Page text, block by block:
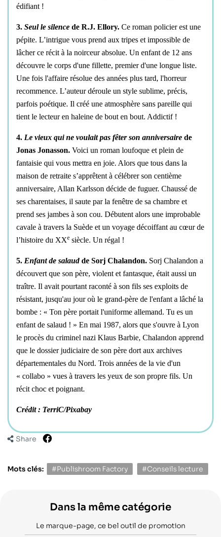
édifiant !
3. Seul le silence de R.J. Ellory. Ce roman policier est une
pépite. L’intrigue vous prend aux tripes et impossible de
lâcher ce récit à la noirceur absolue. Un enfant de 12 ans
découvre le corps d'une fillette, premier d'une longue liste.
Une fois l'affaire résolue des années plus tard, l'horreur
recommence. L’auteur déroule un style sublime, précis,
parfois poétique. Il créé une atmosphère sans pareille qui
tient le lecteur en haleine de bout en bout. Addictif !
4. Le vieux qui ne voulait pas fêter son anniversaire de
Jonas Jonasson. Voici un roman loufoque et plein de
fantaisie qui vous mettra en joie. Alors que tous dans la
maison de retraite s’apprêtent à célébrer son centième
anniversaire, Allan Karlsson décide de fuguer. Chaussé de
ses charentaises, il saute par la fenêtre de sa chambre et
prend ses jambes à son cou. Débutent alors une improbable
cavale à travers la Suède et un voyage décoiffant au cœur de
l’histoire du XXe siècle. Un régal !
5. Enfant de salaudde Sorj Chalandon. Sorj Chalandon a
découvert que son père, violent et fantasque, était aussi un
traître. Il avait pourtant raconté à son fils ses exploits de
résistant, jusqu'au jour où le grand-père de l'enfant a lâché la
bombe : « Ton père portait l'uniforme allemand. Tu es un
enfant de salaud ! » En mai 1987, alors que s'ouvre à Lyon
le procès du criminel nazi Klaus Barbie, Chalandon apprend
que le dossier judiciaire de son père dort aux archives
départementales du Nord. Trois années de la vie d'un
« collabo » vues à travers les yeux de son propre fils. Un
récit choc et poignant.
Crédit : TerriC/Pixabay
Share
Mots clés: #Publishroom Factory #Conseils lecture
Dans la même catégorie
Le marque-page, ce bel outil de promotion